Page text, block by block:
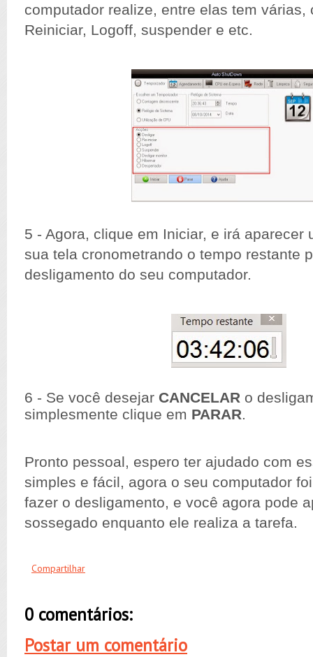
computador realize, entre elas tem várias,
Reiniciar, Logoff, suspender e etc.
5 - Agora, clique em Iniciar, e irá aparecer
sua tela cronometrando o tempo restante
desligamento do seu computador.
6 - Se você desejar CANCELAR o
simplesmente clique em PARAR.
Pronto pessoal, espero ter ajudado com
simples e fácil, agora o seu computador
fazer o desligamento, e você agora pode
sossegado enquanto ele realiza a tarefa.
Compartilhar
0 comentários:
Postar um comentário